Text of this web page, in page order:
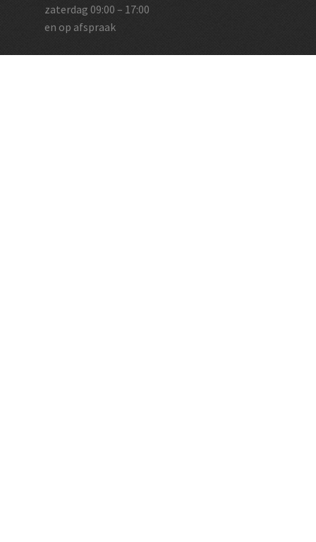
zaterdag 09:00 – 17:00
en op afspraak